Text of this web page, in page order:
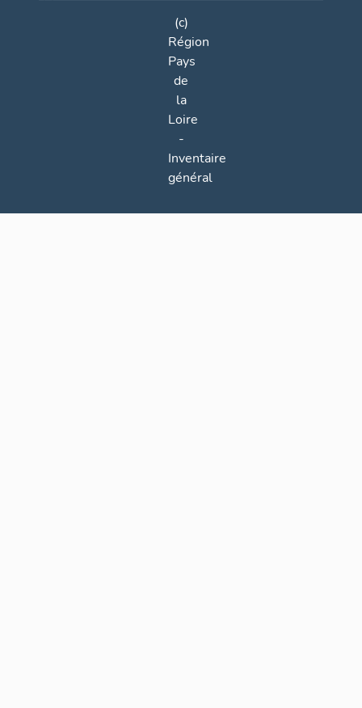
(c)
Région
Pays
de
la
Loire
-
Inventaire
général